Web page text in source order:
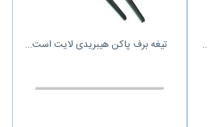
تیغه برف پاکن هیبریدی لایت است